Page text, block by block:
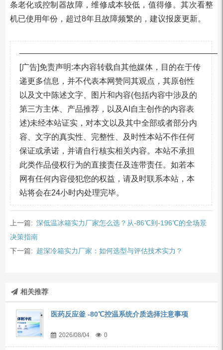
条老化或控制器故障，维修成本较低，值得修。其次看整
机已使用年份，超过8年且故障频繁的，建议报废更新。
[广告]免责声明:本内容转载自其他媒体，目的在于传
递更多信息，并不代表本网赞同其观点，其原创性
以及文中陈述文字、图片和内容(包括内容中涉及的
第三方主体、产品推荐，以及AI自主创作的内容表
述)未经本站证实，对本文以及其中全部或者部分内
容、文字的真实性、完整性、及时性本站不作任何
保证或承诺，并请自行核实相关内容。本站不承担
此类作品侵权行为的直接责任及连带责任。如若本
网有任何内容侵犯您的权益，请及时联系本站，本
站将会在24小时内处理完毕。
上一篇: 深低温冰箱实力厂家怎么选？从-86℃到-196℃的全场景
决策指南
下一篇: 超深冷箱实力厂家：如何选型与评估技术实力？
相关推荐
医药反应釜 -80℃控温系统介质选择注意事项
2026/08/04 0